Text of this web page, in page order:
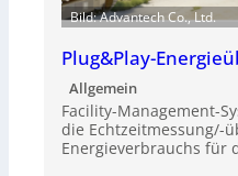
Bild: Advantech Co., Ltd.
Plug&Play-
Allgemein
Facility-Management-
die Echtzeitmessung/-
Energieverbrauchs für